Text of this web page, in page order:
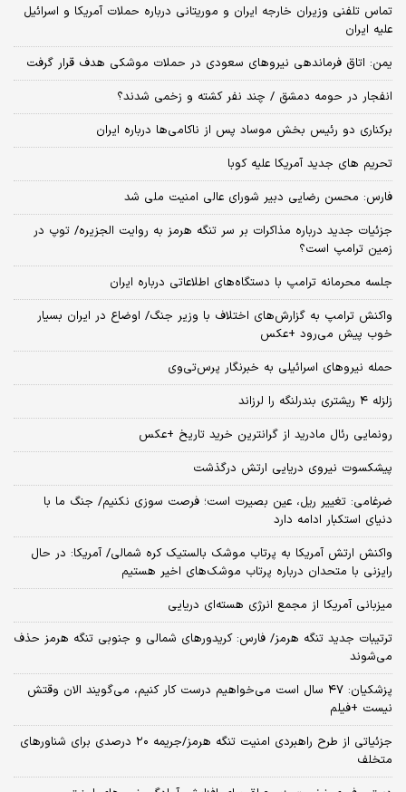
تماس تلفنی وزیران خارجه ایران و موریتانی درباره حملات آمریکا و اسرائیل
علیه ایران
یمن: اتاق فرماندهی نیروهای سعودی در حملات موشکی هدف قرار گرفت
انفجار در حومه دمشق / چند نفر کشته و زخمی شدند؟
برکناری دو رئیس بخش موساد پس از ناکامی‌ها درباره ایران
تحریم های جدید آمریکا علیه کوبا
فارس: محسن رضایی دبیر شورای عالی امنیت ملی شد
جزئیات جدید درباره مذاکرات بر سر تنگه هرمز به روایت الجزیره/ توپ در
زمین ترامپ است؟
جلسه محرمانه ترامپ با دستگاه‌های اطلاعاتی درباره ایران
واکنش ترامپ به گزارش‌های اختلاف با وزیر جنگ/ اوضاع در ایران بسیار
خوب پیش می‌رود +عکس
حمله نیروهای اسرائیلی به خبرنگار پرس‌تی‌وی
زلزله ۴ ریشتری بندرلنگه را لرزاند
رونمایی رئال مادرید از گرانترین خرید تاریخ +عکس
پیشکسوت نیروی دریایی ارتش درگذشت
ضرغامی: تغییر ریل، عین بصیرت است؛ فرصت سوزی نکنیم/ جنگ ما با
دنیای استکبار ادامه دارد
واکنش ارتش آمریکا به پرتاب موشک بالستیک کره شمالی/ آمریکا: در حال
رایزنی با متحدان درباره پرتاب موشک‌های اخیر هستیم
میزبانی آمریکا از مجمع انرژی هسته‌ای دریایی
ترتیبات جدید تنگه هرمز/ فارس: کریدورهای شمالی و جنوبی تنگه هرمز حذف
می‌شوند
پزشکیان: ۴۷ سال است می‌خواهیم درست کار کنیم، می‌گویند الان وقتش
نیست +فیلم
جزئیاتی از طرح راهبردی امنیت تنگه هرمز/جریمه ۲۰ درصدی برای شناورهای
متخلف